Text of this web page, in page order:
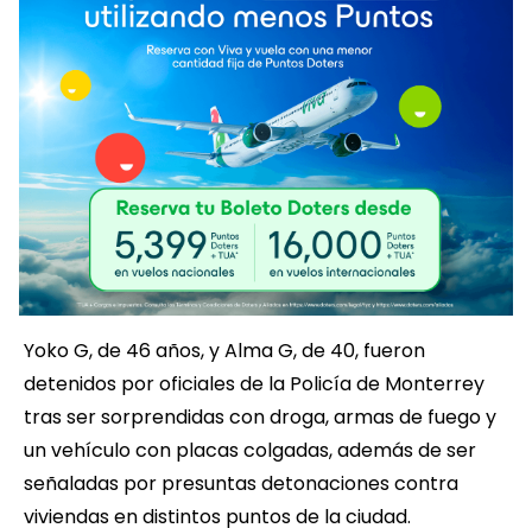
Yoko G, de 46 años, y Alma G, de 40, fueron
detenidos por oficiales de la Policía de Monterrey
tras ser sorprendidas con droga, armas de fuego y
un vehículo con placas colgadas, además de ser
señaladas por presuntas detonaciones contra
viviendas en distintos puntos de la ciudad.